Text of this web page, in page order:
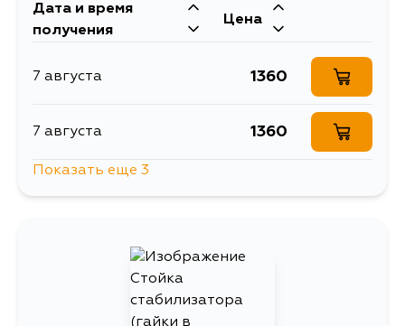
Дата и время
получения
Цена
7 августа 1360
7 августа 1360
Показать еще 3